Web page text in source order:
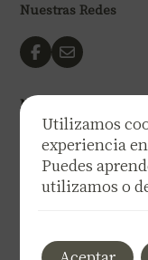
Nuestras Redes
Newsletter
Quieres recibir
Utilizamos
experiencia
Puedes
utilizamos o